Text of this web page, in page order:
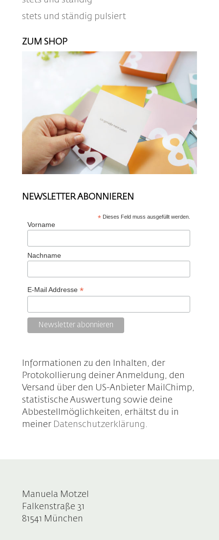
stets und ständig pulsiert
ZUM SHOP
NEWSLETTER ABONNIEREN
* Dieses Feld muss ausgefüllt werden.
Vorname
Nachname
E-Mail Addresse *
Informationen zu den Inhalten, der
Protokollierung deiner Anmeldung, den
Versand über den US-Anbieter MailChimp,
statistische Auswertung sowie deine
Abbestellmöglichkeiten, erhältst du in
meiner Datenschutzerklärung .
Manuela Motzel
Falkenstraße 31
81541 München